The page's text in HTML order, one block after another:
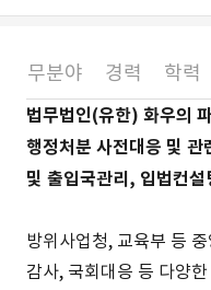
법무법인(유한) 화우의
행정처분 사전대응 및
및 출입국관리, 입법컨설
방위사업청, 교육부 등
감사, 국회대응 등 다양
업무분야 경력 학력